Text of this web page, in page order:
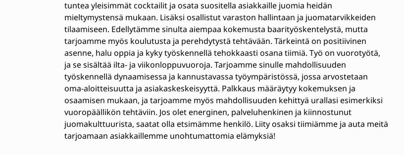
tuntea yleisimmät cocktailit ja osata suositella asiakkaille juomia heidän
mieltymystensä mukaan. Lisäksi osallistut varaston hallintaan ja juomatarvikkeiden
tilaamiseen. Edellytämme sinulta aiempaa kokemusta baarityöskentelystä, mutta
tarjoamme myös koulutusta ja perehdytystä tehtävään. Tärkeintä on positiivinen
asenne, halu oppia ja kyky työskennellä tehokkaasti osana tiimiä. Työ on vuorotyötä,
ja se sisältää ilta- ja viikonloppuvuoroja. Tarjoamme sinulle mahdollisuuden
työskennellä dynaamisessa ja kannustavassa työympäristössä, jossa arvostetaan
oma-aloitteisuutta ja asiakaskeskeisyyttä. Palkkaus määräytyy kokemuksen ja
osaamisen mukaan, ja tarjoamme myös mahdollisuuden kehittyä urallasi esimerkiksi
vuoropäällikön tehtäviin. Jos olet energinen, palveluhenkinen ja kiinnostunut
juomakulttuurista, saatat olla etsimämme henkilö. Liity osaksi tiimiämme ja auta meitä
tarjoamaan asiakkaillemme unohtumattomia elämyksiä!